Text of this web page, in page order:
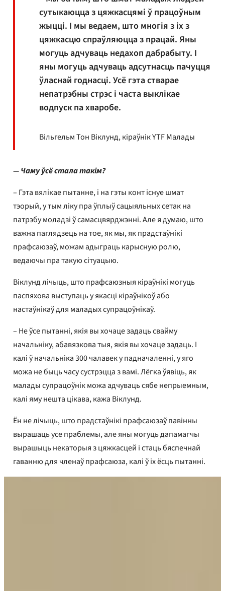
сутыкаюцца з цяжкасцямі ў працоўным
жыцці. І мы ведаем, што многія з іх з
цяжкасцю спраўляюцца з працай. Яны
могуць адчуваць недахоп дабрабыту. І
яны могуць адчуваць адсутнасць пачуцця
ўласнай годнасці. Усё гэта стварае
непатрэбны стрэс і часта выклікае
водпуск па хваробе.
Вільгельм Тон Віклунд, кіраўнік YTF Малады
— Чаму ўсё стала такім?
– Гэта вялікае пытанне, і на гэты конт існуе шмат
тэорый, у тым ліку пра ўплыў сацыяльных сетак на
патрэбу моладзі ў самасцвярджэнні. Але я думаю, што
важна паглядзець на тое, як мы, як прадстаўнікі
прафсаюзаў, можам адыграць карысную ролю,
ведаючы пра такую ​​сітуацыю.
Віклунд лічыць, што прафсаюзныя кіраўнікі могуць
паспяхова выступаць у якасці кіраўнікоў або
настаўнікаў для маладых супрацоўнікаў.
– Не ўсе пытанні, якія вы хочаце задаць свайму
начальніку, абавязкова тыя, якія вы хочаце задаць. І
калі ў начальніка 300 чалавек у падначаленні, у яго
можа не быць часу сустрэцца з вамі. Лёгка ўявіць, як
малады супрацоўнік можа адчуваць сябе непрыемным,
калі яму нешта цікава, кажа Віклунд.
Ён не лічыць, што прадстаўнікі прафсаюзаў павінны
вырашаць усе праблемы, але яны могуць дапамагчы
вырашыць некаторыя з цяжкасцей і стаць бяспечнай
гаванню для членаў прафсаюза, калі ў іх ёсць пытанні.